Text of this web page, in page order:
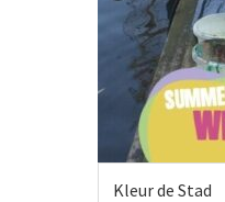
Kleur de Stad